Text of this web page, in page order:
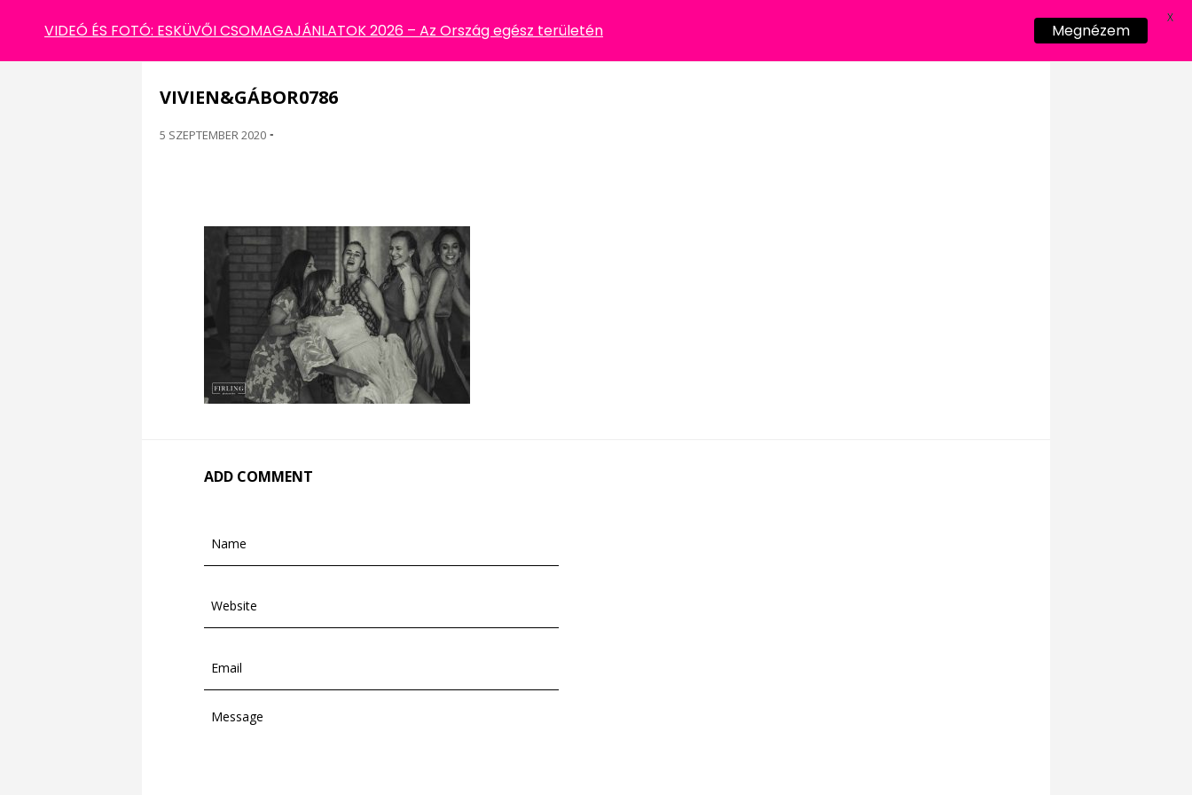
VIVIEN&GÁBOR0786
5 SZEPTEMBER 2020 -
ADD COMMENT
VIDEÓ ÉS FOTÓ: ESKÜVŐI CSOMAGAJÁNLATOK 2026 – Az Ország egész területén Megnézem
X